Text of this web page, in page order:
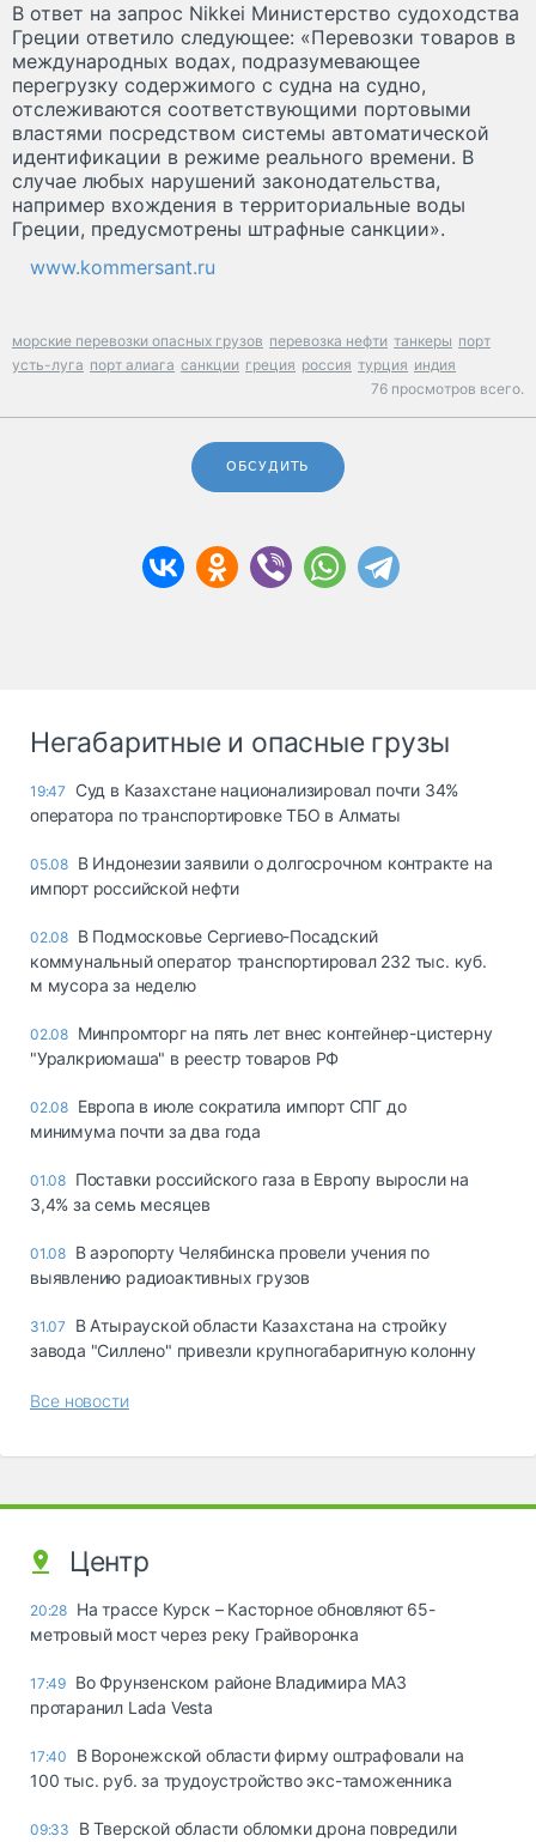
В ответ на запрос Nikkei Министерство судоходства
Греции ответило следующее: «Перевозки товаров в
международных водах, подразумевающее
перегрузку содержимого с судна на судно,
отслеживаются соответствующими портовыми
властями посредством системы автоматической
идентификации в режиме реального времени. В
случае любых нарушений законодательства,
например вхождения в территориальные воды
Греции, предусмотрены штрафные санкции».
www.kommersant.ru
морские перевозки опасных грузов перевозка нефти танкеры порт
усть-луга порт алиага санкции греция россия турция индия
76 просмотров всего.
ОБСУДИТЬ
Негабаритные и опасные грузы
19:47
Суд в Казахстане национализировал почти 34%
оператора по транспортировке ТБО в Алматы
05.08 В Индонезии заявили о долгосрочном контракте на
импорт российской нефти
02.08 В Подмосковье Сергиево-Посадский
коммунальный оператор транспортировал 232 тыс. куб.
м мусора за неделю
02.08 Минпромторг на пять лет внес контейнер-цистерну
"Уралкриомаша" в реестр товаров РФ
02.08 Европа в июле сократила импорт СПГ до
минимума почти за два года
01.08 Поставки российского газа в Европу выросли на
3,4% за семь месяцев
01.08 В аэропорту Челябинска провели учения по
выявлению радиоактивных грузов
31.07
В Атырауской области Казахстана на стройку
завода "Силлено" привезли крупногабаритную колонну
Все новости
Центр
20:28 На трассе Курск – Касторное обновляют 65-
метровый мост через реку Грайворонка
17:49 Во Фрунзенском районе Владимира МАЗ
протаранил Lada Vesta
17:40
В Воронежской области фирму оштрафовали на
100 тыс. руб. за трудоустройство экс-таможенника
09:33
В Тверской области обломки дрона повредили